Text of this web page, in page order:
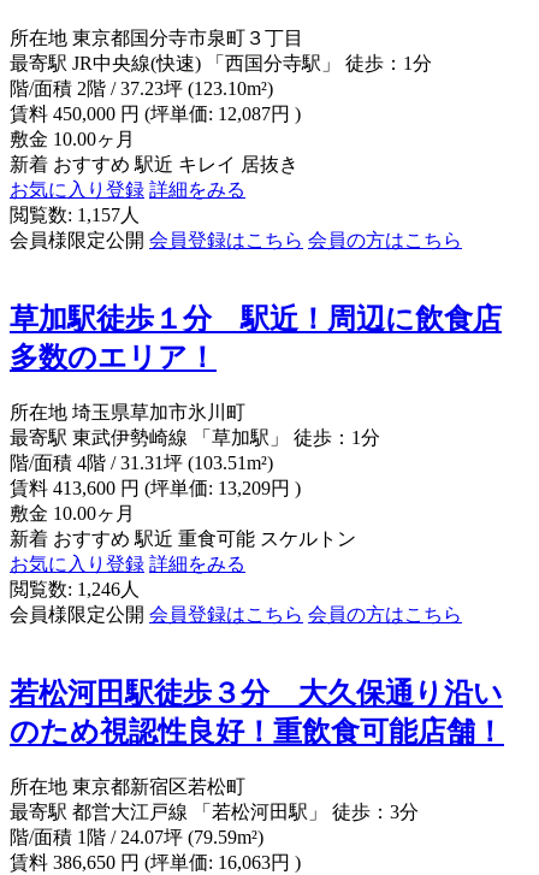
所在地 東京都国分寺市泉町３丁目
最寄駅 JR中央線(快速) 「西国分寺駅」 徒歩：1分
階/面積 2階 / 37.23坪 (123.10m²)
賃料 450,000 円 (坪単価: 12,087円 )
敷金 10.00ヶ月
新着 おすすめ 駅近 キレイ 居抜き
お気に入り登録 詳細をみる
閲覧数: 1,157人
会員様限定公開 会員登録はこちら 会員の方はこちら
草加駅徒歩１分 駅近！周辺に飲食店
多数のエリア！
所在地 埼玉県草加市氷川町
最寄駅 東武伊勢崎線 「草加駅」 徒歩：1分
階/面積 4階 / 31.31坪 (103.51m²)
賃料 413,600 円 (坪単価: 13,209円 )
敷金 10.00ヶ月
新着 おすすめ 駅近 重食可能 スケルトン
お気に入り登録 詳細をみる
閲覧数: 1,246人
会員様限定公開 会員登録はこちら 会員の方はこちら
若松河田駅徒歩３分 大久保通り沿い
のため視認性良好！重飲食可能店舗！
所在地 東京都新宿区若松町
最寄駅 都営大江戸線 「若松河田駅」 徒歩：3分
階/面積 1階 / 24.07坪 (79.59m²)
賃料 386,650 円 (坪単価: 16,063円 )